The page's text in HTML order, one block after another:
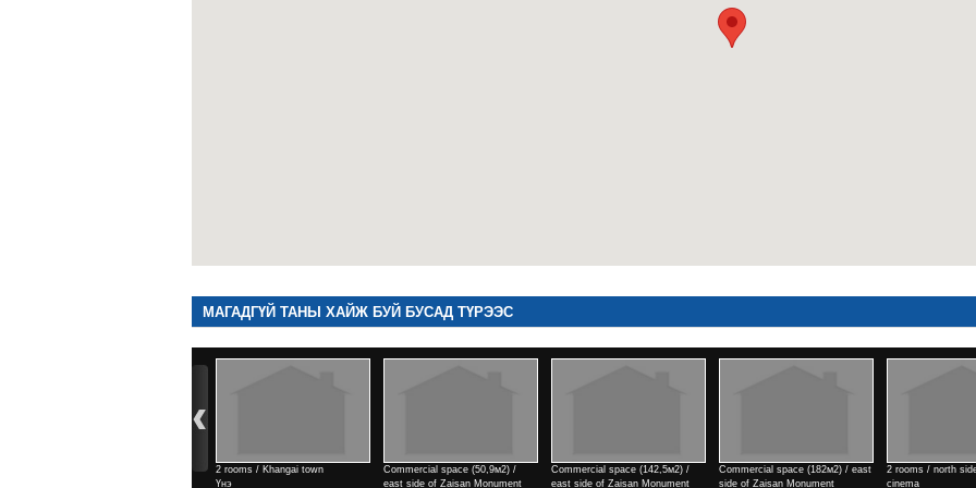
МАГАДГҮЙ ТАНЫ ХАЙЖ БУЙ БУСАД ТҮРЭЭС
Commercial space (50,9м2) /
east side of Zaisan Monument
Commercial space (142,5м2) /
east side of Zaisan Monument
Commercial space (182м2) / east
side of Zaisan Monument
2 rooms / north side of Tengis
cinema
Commercial
side of Zaisan